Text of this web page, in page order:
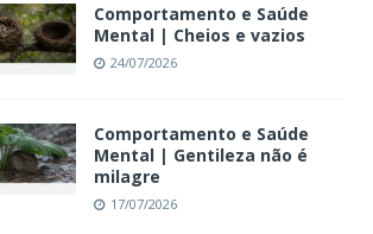
Comportamento e Saúde
Mental | Cheios e vazios
24/07/2026
Comportamento e Saúde
Mental | Gentileza não é
milagre
17/07/2026